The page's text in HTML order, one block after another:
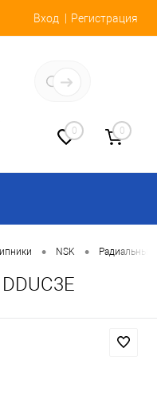
Вход Регистрация
0 0
• NSK •